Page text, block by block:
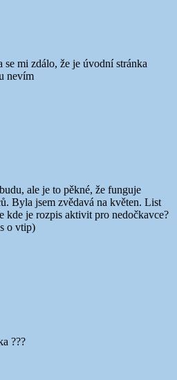
se mi zdálo, že je úvodní stránka
nevím
ale je to pěkné, že funguje
Byla jsem zvědavá na květen. List
kde je rozpis aktivit pro nedočkavce?
o vtip)
???